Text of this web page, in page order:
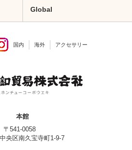
Global
国内 海外 アクセサリー
本館
〒541-0058
央区南久宝寺町1-9-7